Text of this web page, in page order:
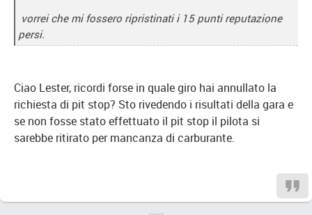
vorrei che mi fossero ripristinati i 15 punti reputazione
persi.
Ciao Lester, ricordi forse in quale giro hai annullato la
richiesta di pit stop? Sto rivedendo i risultati della gara e
se non fosse stato effettuato il pit stop il pilota si
sarebbe ritirato per mancanza di carburante.